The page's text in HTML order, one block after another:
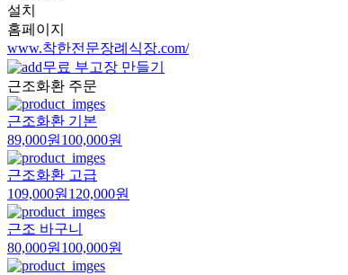
설치
홈페이지
www.착한전문장례식장.com/
무료 부고장 만들기
근조화환 주문
근조화환 기본
89,000원 100,000원
근조화환 고급
109,000원 120,000원
근조 바구니
80,000원 100,000원